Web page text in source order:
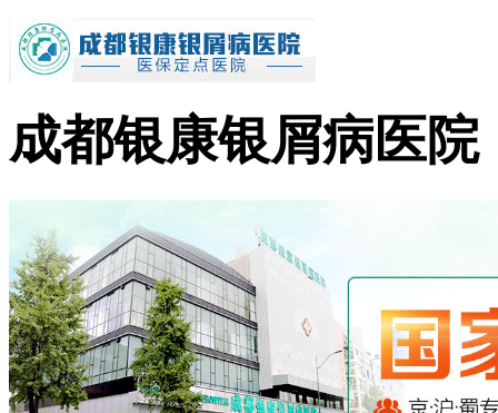
成都银康银屑病医院